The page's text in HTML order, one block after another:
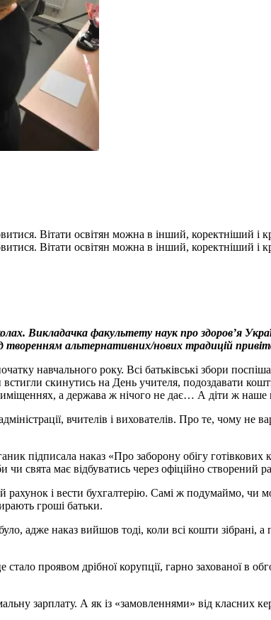
Вітати освітян можна в інший, коректніший і
Вітати освітян можна в інший, коректніший і
Викладачка факультету наук про здоров’я
творенням альтернативних/нових традицій
навчального року. Всі батьківські збори
скинутись на День учителя, подоздавати
а держава ж нічого не дає… А діти ж
вчителів і вихователів. Про те, чому
підписала наказ «Про заборону обігу готівкових
свята має відбуватись через офіційно створений
і вести бухгалтерію. Самі ж подумаймо, чи
гроші батьки.
адже наказ вийшов тоді, коли всі кошти
проявом дрібної корупції, гарно захованої в
зарплату. А як із «замовленнями» від класних